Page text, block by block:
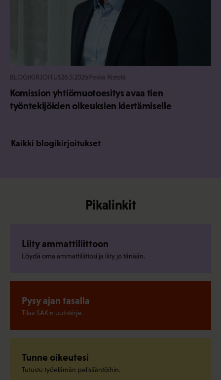
BLOGIKIRJOITUS26.5.2026Pekka Ristelä
Komission yhtiömuotoesitys avaa tien
työntekijöiden oikeuksien kiertämiselle
Kaikki blogikirjoitukset
Pikalinkit
Liity ammattiliittoon
Löydä oma ammattiliittosi ja liity jo tänään.
Pysy ajan tasalla
Tilaa SAK:n uutiskirje.
Tunne oikeutesi
Tutustu työelämän pelisääntöihin.